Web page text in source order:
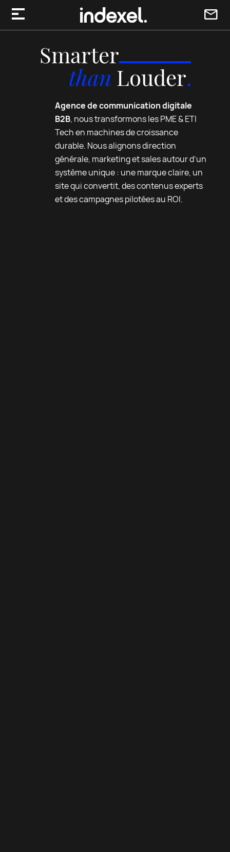
Aller au contenu
Smarter
than Louder.
Agence de communication digitale
B2B, nous transformons les PME & ETI
Tech en machines de croissance
durable. Nous alignons direction
générale, marketing et sales autour d’un
système unique : une marque claire, un
site qui convertit, des contenus experts
et des campagnes pilotées au ROI.